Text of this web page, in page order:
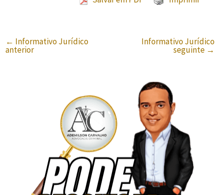
← Informativo Jurídico
anterior
Informativo Jurídico
seguinte →